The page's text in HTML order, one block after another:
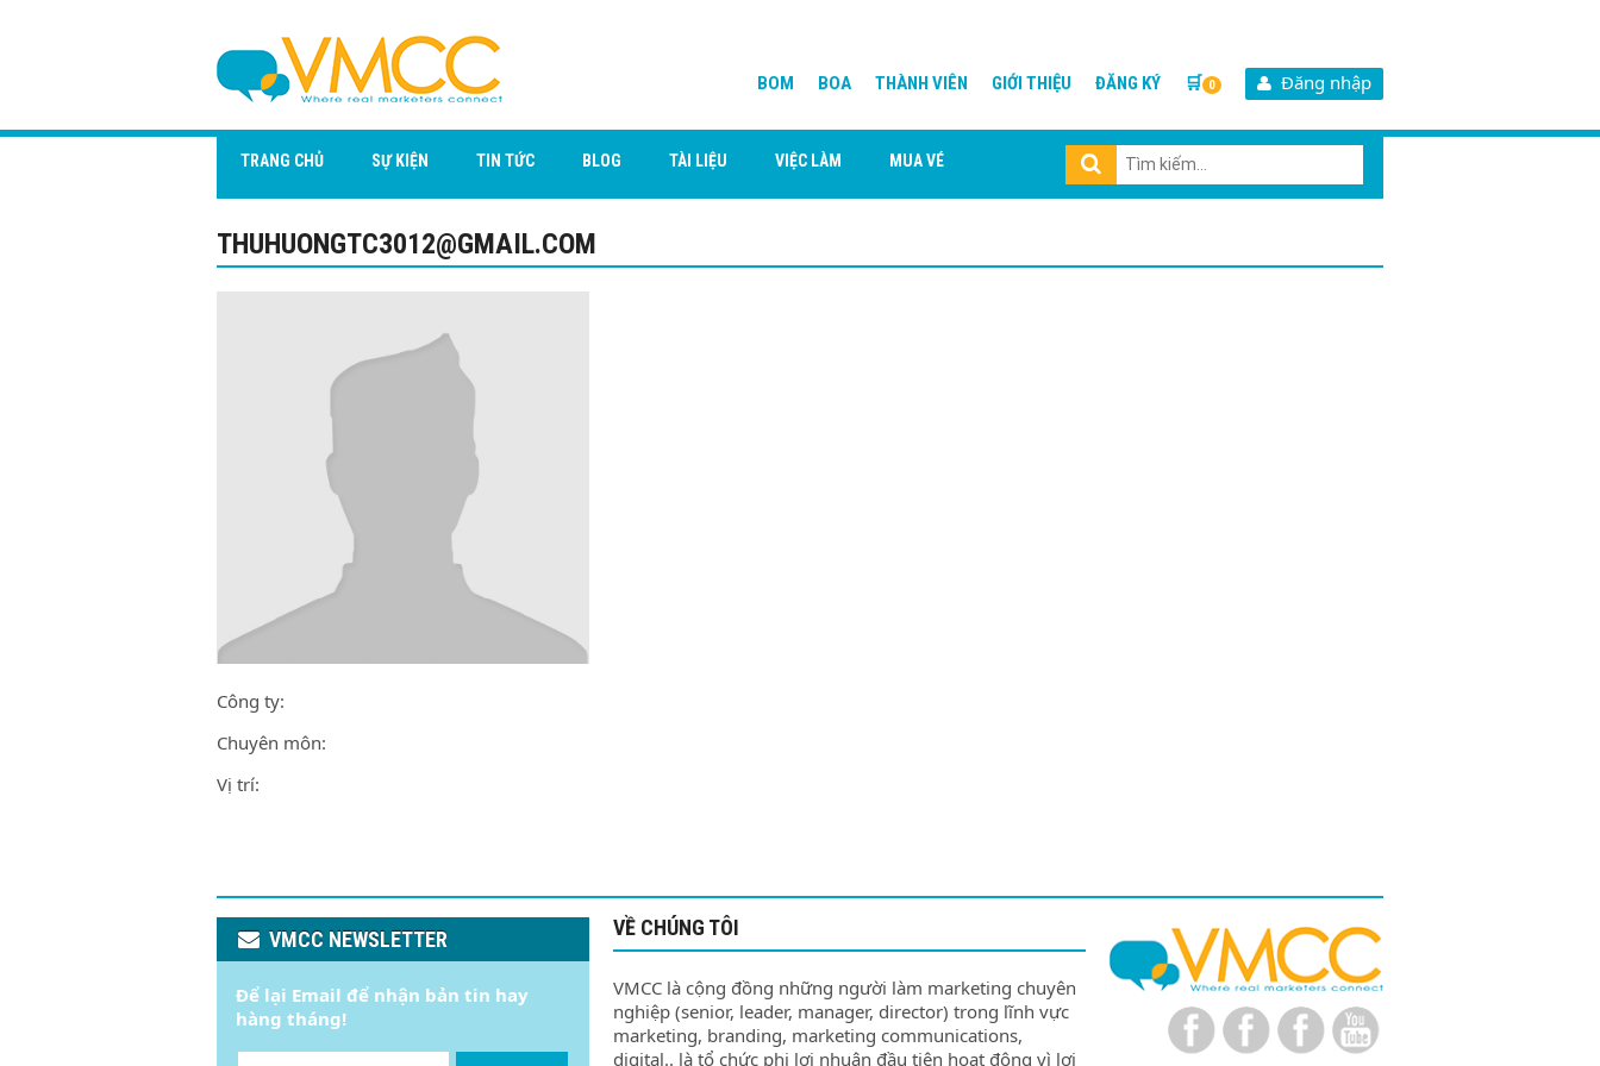
Đăng nhập
BOM BOA THÀNH VIÊN GIỚI THIỆU ĐĂNG KÝ 🛒 0
TRANG CHỦ SỰ KIỆN TIN TỨC BLOG TÀI LIỆU VIỆC LÀM MUA VÉ
THUHUONGTC3012@GMAIL.COM
Công ty:
Chuyên môn:
Vị trí:
VMCC NEWSLETTER
Để lại Email để nhận bản tin hay
hàng tháng!
VỀ CHÚNG TÔI
VMCC là cộng đồng những người làm marketing chuyên
nghiệp (senior, leader, manager, director) trong lĩnh vực
marketing, branding, marketing communications,
digital.. là tổ chức phi lợi nhuận đầu tiên hoạt động vì lợi